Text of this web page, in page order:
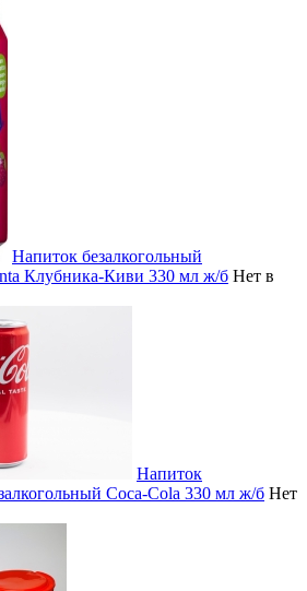
Напиток безалкогольный
Клубника-Киви 330 мл ж/б Нет в
Напиток
Coca-Cola 330 мл ж/б Нет